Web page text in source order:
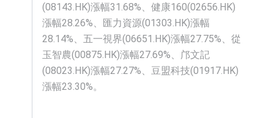
(08143.HK)漲幅31.68%、健康160(02656.HK)
漲幅28.26%、匯力資源(01303.HK)漲幅
28.14%、五一視界(06651.HK)漲幅27.75%、從
玉智農(00875.HK)漲幅27.69%、邝文記
(08023.HK)漲幅27.27%、豆盟科技(01917.HK)
漲幅23.30%。